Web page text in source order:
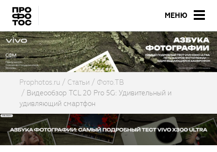
МЕНЮ
Prophotos.ru Cтатьи
Фото.ТВ
Видеообзор TCL 20 Pro 5G: Удивительный и
удивляющий смартфон